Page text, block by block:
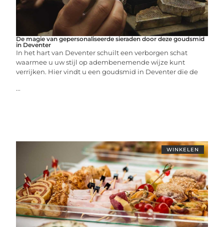
De magie van gepersonaliseerde sieraden door deze goudsmid
in Deventer
In het hart van Deventer schuilt een verborgen schat
waarmee u uw stijl op adembenemende wijze kunt
verrijken. Hier vindt u een goudsmid in Deventer die de
...
WINKELEN